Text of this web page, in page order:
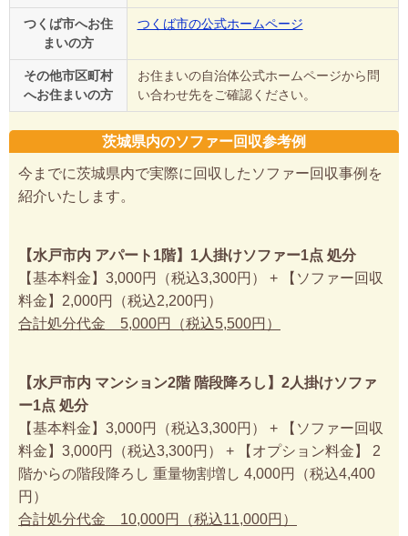
つくば市へお住
まいの方
つくば市の公式ホームページ
その他市区町村
へお住まいの方
お住まいの自治体公式ホームページから問
い合わせ先をご確認ください。
茨城県内のソファー回収参考例
今までに茨城県内で実際に回収したソファー回収事例を
紹介いたします。
【水戸市内 アパート1階】1人掛けソファー1点 処分
【基本料金】3,000円（税込3,300円） + 【ソファー回収
料金】2,000円（税込2,200円）
合計処分代金 5,000円（税込5,500円）
【水戸市内 マンション2階 階段降ろし】2人掛けソファ
ー1点 処分
【基本料金】3,000円（税込3,300円） + 【ソファー回収
料金】3,000円（税込3,300円） + 【オプション料金】 2
階からの階段降ろし 重量物割増し 4,000円（税込4,400
円）
合計処分代金 10,000円（税込11,000円）